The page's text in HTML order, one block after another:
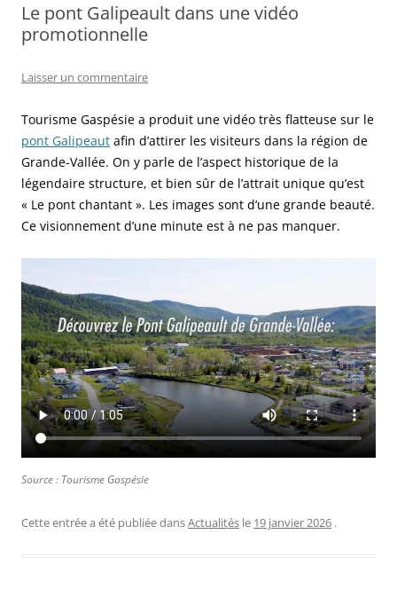
Le pont Galipeault dans une vidéo
promotionnelle
Laisser un commentaire
Tourisme Gaspésie a produit une vidéo très flatteuse sur le
pont Galipeaut afin d’attirer les visiteurs dans la région de
Grande-Vallée. On y parle de l’aspect historique de la
légendaire structure, et bien sûr de l’attrait unique qu’est
« Le pont chantant ». Les images sont d’une grande beauté.
Ce visionnement d’une minute est à ne pas manquer.
Source : Tourisme Gaspésie
Cette entrée a été publiée dansActualités le 19 janvier 2026 .